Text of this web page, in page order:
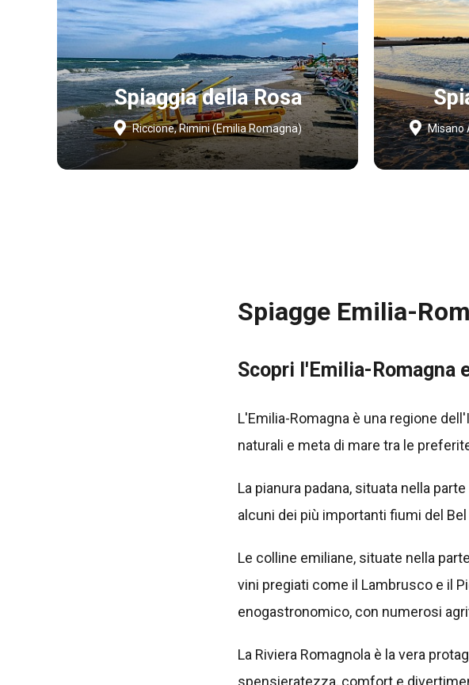
Spiaggia della Rosa
Riccione, Rimini (Emilia Romagna) Misano
Spiagge Emilia-
Scopri l'Emilia-Romagna
L'Emilia-Romagna è una regione
naturali e meta di mare tra le
La pianura padana, situata nella
alcuni dei più importanti fiumi del
Le colline emiliane, situate nella
vini pregiati come il Lambrusco e il
enogastronomico, con numerosi
La Riviera Romagnola è la vera
spensieratezza, comfort e